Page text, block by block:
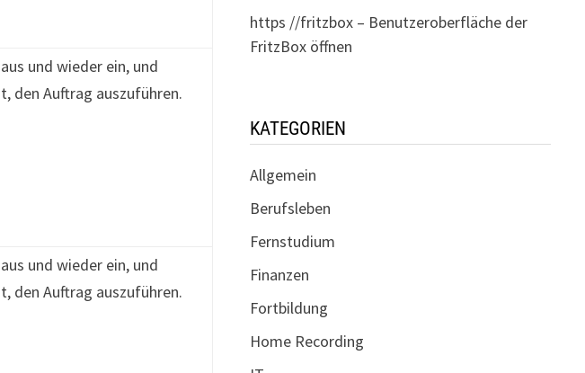
und wieder ein, und
den Auftrag auszuführen.
und wieder ein, und
den Auftrag auszuführen.
https //fritzbox – Benutzeroberfläche der
FritzBox öffnen
KATEGORIEN
Allgemein
Berufsleben
Fernstudium
Finanzen
Fortbildung
Home Recording